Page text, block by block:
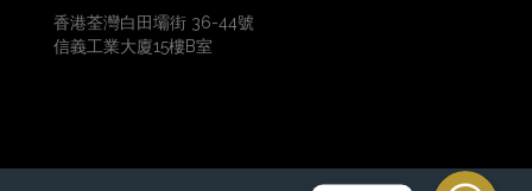
香港荃灣白田壩街 36-44號
信義工業大廈15樓B室
WhatsApp